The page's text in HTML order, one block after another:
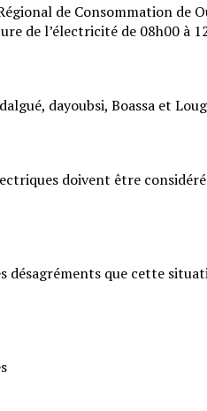
de Consommation de
de l’électricité de 08h00 à
dayoubsi, Boassa et
doivent être
désagréments que cette